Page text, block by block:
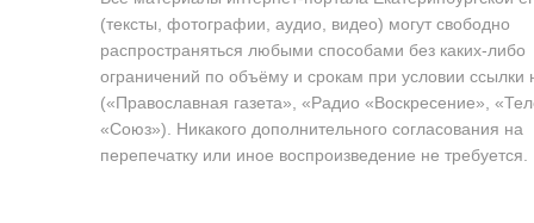
(тексты, фотографии, аудио, видео) могут свободно
распространяться любыми способами без каких-либо
ограничений по объёму и срокам при условии ссылки
(«Православная газета», «Радио «Воскресение»,
«Союз»). Никакого дополнительного согласования на
перепечатку или иное воспроизведение не требуется.